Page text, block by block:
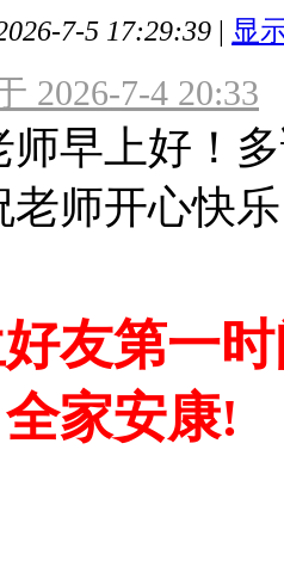
7-5 17:29:39 | 显
2026-7-4 20:33
师早上好！
老师开心快
友第一
家安康!